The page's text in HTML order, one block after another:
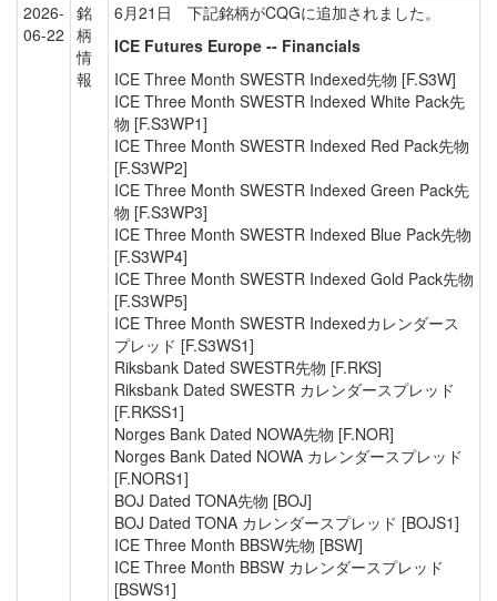
2026-
06-22
銘
柄
情
報
6月21日 下記銘柄がCQGに追加されました。
ICE Futures Europe -- Financials
ICE Three Month SWESTR Indexed先物 [F.S3W]
ICE Three Month SWESTR Indexed White Pack先
物 [F.S3WP1]
ICE Three Month SWESTR Indexed Red Pack先物
[F.S3WP2]
ICE Three Month SWESTR Indexed Green Pack先
物 [F.S3WP3]
ICE Three Month SWESTR Indexed Blue Pack先物
[F.S3WP4]
ICE Three Month SWESTR Indexed Gold Pack先物
[F.S3WP5]
ICE Three Month SWESTR Indexedカレンダース
プレッド [F.S3WS1]
Riksbank Dated SWESTR先物 [F.RKS]
Riksbank Dated SWESTR カレンダースプレッド
[F.RKSS1]
Norges Bank Dated NOWA先物 [F.NOR]
Norges Bank Dated NOWA カレンダースプレッド
[F.NORS1]
BOJ Dated TONA先物 [BOJ]
BOJ Dated TONA カレンダースプレッド [BOJS1]
ICE Three Month BBSW先物 [BSW]
ICE Three Month BBSW カレンダースプレッド
[BSWS1]